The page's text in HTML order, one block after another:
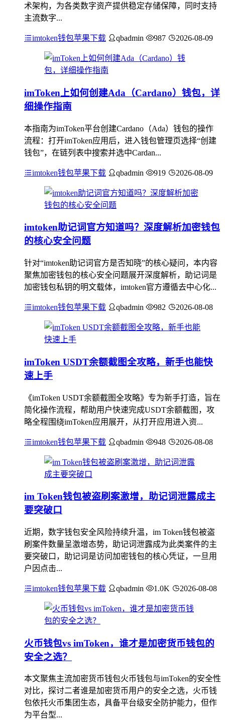
术架构，为各类数字资产提供稳定存储保障，同时支持
主流数字...
imtoken钱包苹果下载 qbadmin 987 2026-08-09
imToken上如何创建Ada（Cardano）钱包，详
细操作指南
本指南为imToken平台创建Cardano（Ada）钱包的操作
流程：打开imToken应用后，进入钱包管理页选择“创建
钱包”，在链列表中搜索并选中Cardan...
imtoken钱包苹果下载 qbadmin 919 2026-08-09
imtoken助记词官方知道吗？深度解析加密钱包
的核心安全问题
针对“imtoken助记词官方是否知晓”的核心疑问，本内容
聚焦加密钱包的核心安全问题展开深度解析，助记词是
加密钱包私钥的明文载体，imtoken官方遵循去中心化...
imtoken钱包苹果下载 qbadmin 982 2026-08-08
imToken USDT余额截图全攻略，新手也能快
速上手
《imToken USDT余额截图全攻略》专为新手打造，旨在
简化操作流程，帮助用户快速完成USDT余额截图，攻
略全程围绕imToken应用展开，从打开应用进入资...
imtoken钱包苹果下载 qbadmin 948 2026-08-08
im Token钱包被盗刷案激增，助记词泄露成主
要突破口
近期，数字钱包安全风险持续升温，im Token钱包被盗
刷案件数量呈激增态势，助记词泄露成为此类案件的主
要突破口，助记词是访问加密钱包的核心凭证，一旦用
户因点击...
imtoken钱包苹果下载 qbadmin 1.0K 2026-08-08
火币钱包vs imToken，谁才是加密货币钱包的
安全之选？
本文聚焦主流加密货币钱包火币钱包与imToken的安全性
对比，探讨二者谁是加密货币用户的安全之选，火币钱
包依托火币集团生态，具备平台级安全防护能力，但作
为平台型...